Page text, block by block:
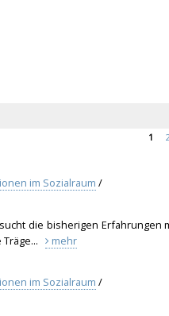
1
im Sozialraum /
die bisherigen Erfahrungen
mehr
im Sozialraum /